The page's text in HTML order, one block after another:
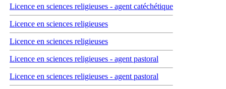
Licence en sciences religieuses - agent catéchétique
Licence en sciences religieuses
Licence en sciences religieuses
Licence en sciences religieuses - agent pastoral
Licence en sciences religieuses - agent pastoral